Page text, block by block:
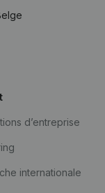
d’entreprise
internationale